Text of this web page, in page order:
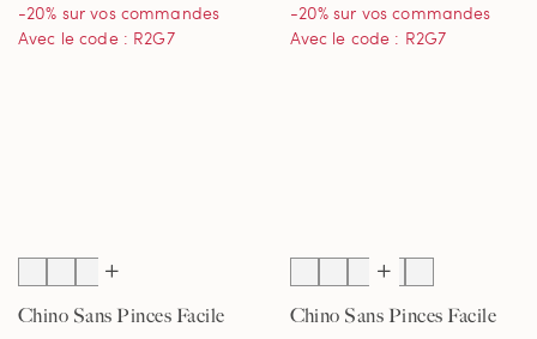
-20% sur vos commandes
Avec le code : R2G7
-20% sur vos commandes
Avec le code : R2G7
Chino Sans Pinces Facile
Chino Sans Pinces Facile